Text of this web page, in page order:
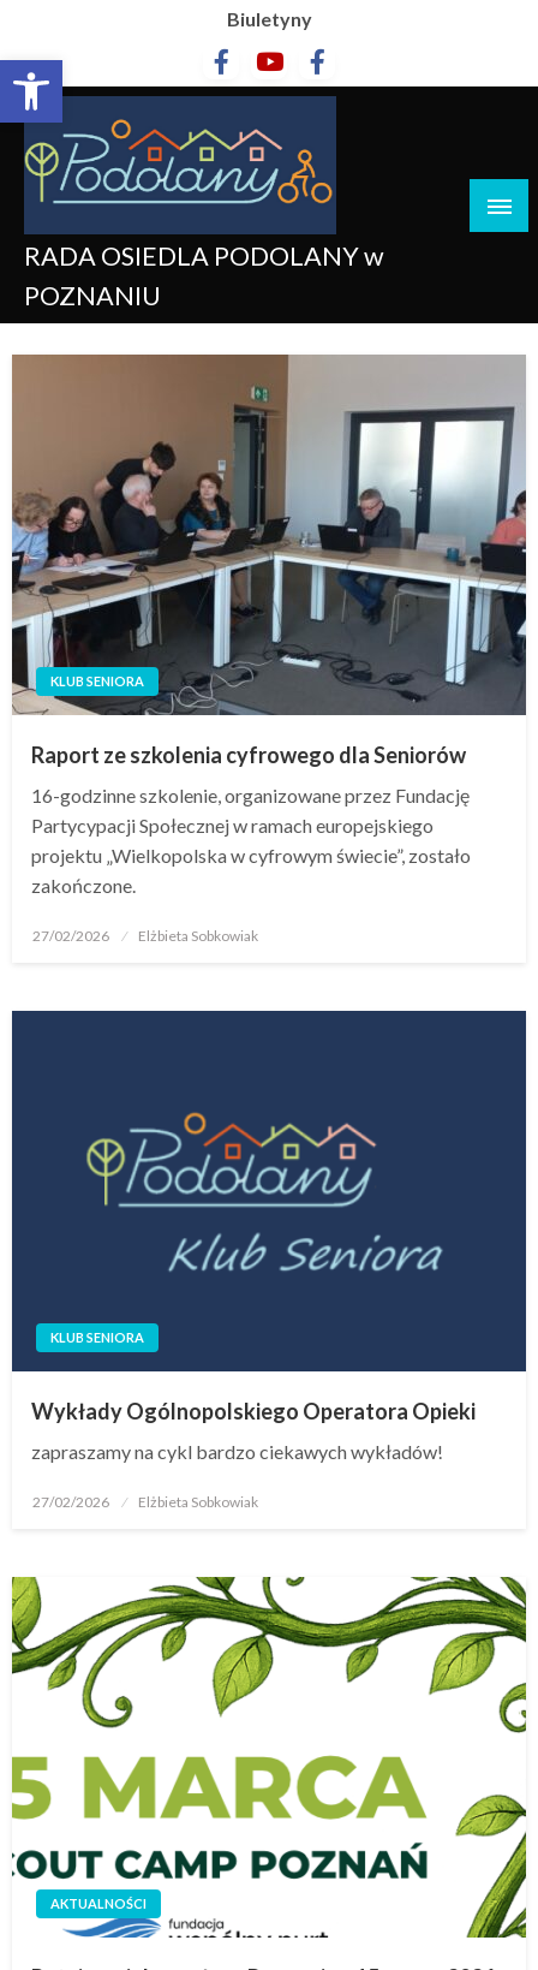
Otwórz pasek narzędzi
Biuletyny
RADA OSIEDLA PODOLANY w
POZNANIU
KLUB SENIORA
Raport ze szkolenia cyfrowego dla Seniorów
16-godzinne szkolenie, organizowane przez Fundację
Partycypacji Społecznej w ramach europejskiego
projektu „Wielkopolska w cyfrowym świecie”, zostało
zakończone.
27/02/2026 Elżbieta Sobkowiak
KLUB SENIORA
Wykłady Ogólnopolskiego Operatora Opieki
zapraszamy na cykl bardzo ciekawych wykładów!
27/02/2026 Elżbieta Sobkowiak
AKTUALNOŚCI